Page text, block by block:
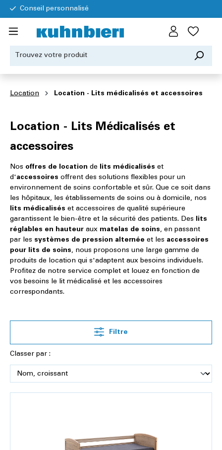
Conseil personnalisé
Location Location - Lits médicalisés et accessoires
Location - Lits Médicalisés et
accessoires
Nos offres de location de lits médicalisés et
d'accessoires offrent des solutions flexibles pour un
environnement de soins confortable et sûr. Que ce soit dans
les hôpitaux, les établissements de soins ou à domicile, nos
lits médicalisés et accessoires de qualité supérieure
garantissent le bien-être et la sécurité des patients. Des lits
réglables en hauteur aux matelas de soins, en passant
par les systèmes de pression alternée et les accessoires
pour lits de soins, nous proposons une large gamme de
produits de location qui s'adaptent aux besoins individuels.
Profitez de notre service complet et louez en fonction de
vos besoins le lit médicalisé et les accessoires
correspondants.
Filtre
Classer par :